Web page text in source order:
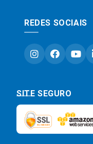
REDES SOCIAIS
SITE SEGURO